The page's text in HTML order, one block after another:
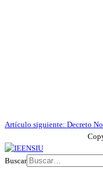
Artículo siguiente: Decreto
Buscar